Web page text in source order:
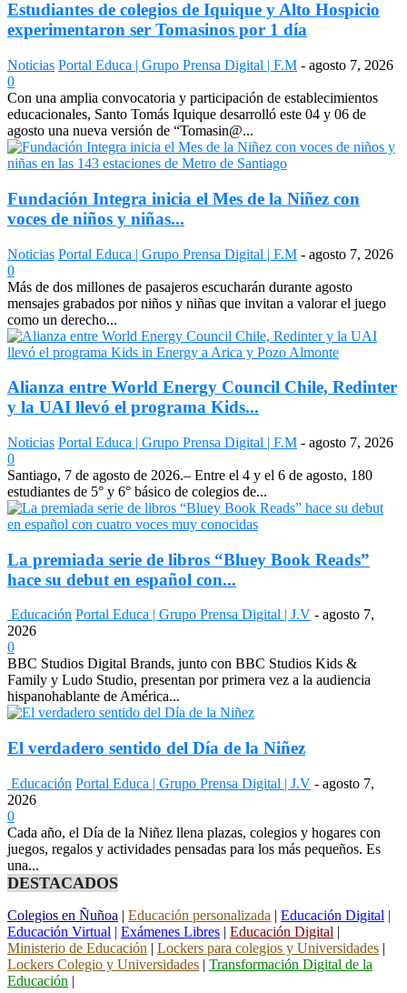
Estudiantes de colegios de Iquique y Alto Hospicio
experimentaron ser Tomasinos por 1 día
Noticias Portal Educa | Grupo Prensa Digital | F.M - agosto 7, 2026
0
Con una amplia convocatoria y participación de establecimientos
educacionales, Santo Tomás Iquique desarrolló este 04 y 06 de
agosto una nueva versión de “Tomasin@...
Fundación Integra inicia el Mes de la Niñez con
voces de niños y niñas...
Noticias Portal Educa | Grupo Prensa Digital | F.M - agosto 7, 2026
0
Más de dos millones de pasajeros escucharán durante agosto
mensajes grabados por niños y niñas que invitan a valorar el juego
como un derecho...
Alianza entre World Energy Council Chile, Redinter
y la UAI llevó el programa Kids...
Noticias Portal Educa | Grupo Prensa Digital | F.M - agosto 7, 2026
0
Santiago, 7 de agosto de 2026.– Entre el 4 y el 6 de agosto, 180
estudiantes de 5° y 6° básico de colegios de...
La premiada serie de libros “Bluey Book Reads”
hace su debut en español con...
Educación Portal Educa | Grupo Prensa Digital | J.V - agosto 7,
2026
0
BBC Studios Digital Brands, junto con BBC Studios Kids &
Family y Ludo Studio, presentan por primera vez a la audiencia
hispanohablante de América...
El verdadero sentido del Día de la Niñez
Educación Portal Educa | Grupo Prensa Digital | J.V - agosto 7,
2026
0
Cada año, el Día de la Niñez llena plazas, colegios y hogares con
juegos, regalos y actividades pensadas para los más pequeños. Es
una...
DESTACADOS
Colegios en Ñuñoa | Educación personalizada | Educación Digital |
Educación Virtual | Exámenes Libres | Educación Digital |
Ministerio de Educación | Lockers para colegios y Universidades |
Lockers Colegio y Universidades | Transformación Digital de la
Educación |